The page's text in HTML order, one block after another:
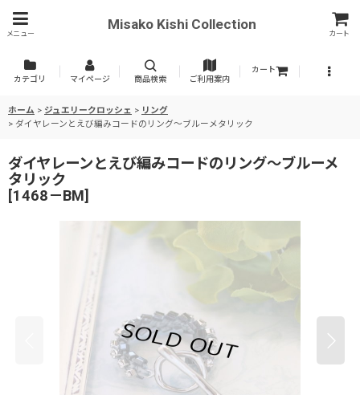
メニュー
Misako Kishi Collection
カート
カテゴリ マイページ 商品検索 ご利用案内
カート
ホーム > ジュエリークロッシェ > リング
> ダイヤレーンとえび編みコードのリング〜ブルーメタリック
ダイヤレーンとえび編みコードのリング〜ブルーメ
タリック
[1468－BM]